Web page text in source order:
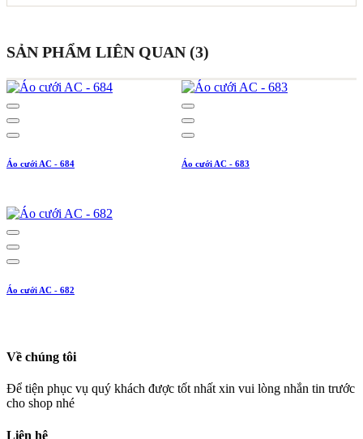
SẢN PHẨM LIÊN QUAN (3)
Áo cưới AC - 684 Áo cưới AC - 683
Áo cưới AC - 682
Về chúng tôi
Để tiện phục vụ quý khách được tốt nhất xin vui lòng nhắn tin trước
cho shop nhé
Liên hệ